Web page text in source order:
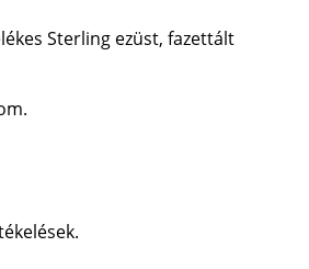
Sterling ezüst, fazettált